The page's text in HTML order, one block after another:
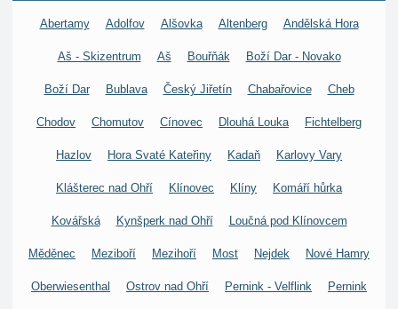
Abertamy Adolfov Alšovka Altenberg Andělská Hora
Aš - Skizentrum Aš Bouřňák Boží Dar - Novako
Boží Dar Bublava Český Jiřetín Chabařovice Cheb
Chodov Chomutov Cínovec Dlouhá Louka Fichtelberg
Hazlov Hora Svaté Kateřiny Kadaň Karlovy Vary
Klášterec nad Ohří Klínovec Klíny Komáří hůrka
Kovářská Kynšperk nad Ohří Loučná pod Klínovcem
Měděnec Meziboří Mezihoří Most Nejdek Nové Hamry
Oberwiesenthal Ostrov nad Ohří Pernink - Velflink Pernink